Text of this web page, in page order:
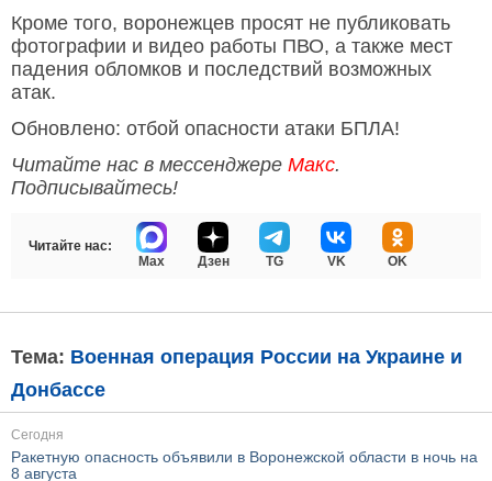
Кроме того, воронежцев просят не публиковать
фотографии и видео работы ПВО, а также мест
падения обломков и последствий возможных
атак.
Обновлено: отбой опасности атаки БПЛА!
Читайте нас в мессенджере Макс.
Подписывайтесь!
Читайте нас:
Max
Дзен TG VK OK
Тема: Военная операция России на Украине и
Донбассе
Сегодня
Ракетную опасность объявили в Воронежской области в ночь на
8 августа